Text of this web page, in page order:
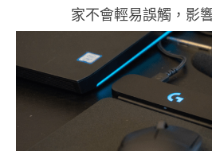
家不會輕易誤觸，影